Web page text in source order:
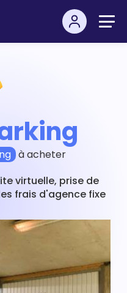
à acheter
virtuelle, prise de
frais d'agence fixe